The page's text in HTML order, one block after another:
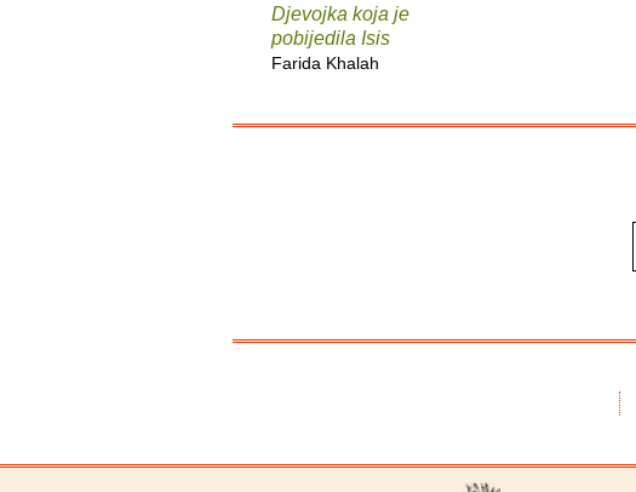
Djevojka koja je
pobijedila Isis
Farida Khalah